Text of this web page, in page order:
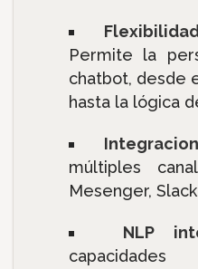
Permite la
chatbot, desde
hasta la lógica
múltiples
Mesenger,
NLP